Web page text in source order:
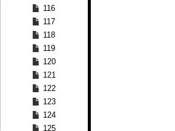
116
117
118
119
120
121
122
123
124
125